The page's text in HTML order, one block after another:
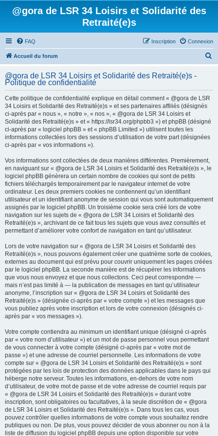
@gora de LSR 34 Loisirs et Solidarité des
Retraité(e)s
FAQ Connexion
Inscription
Accueil du forum
h
@gora de LSR 34 Loisirs et Solidarité des Retraité(e)s -
Politique de confidentialité
Cette politique de confidentialité explique en détail comment « @gora de LSR
34 Loisirs et Solidarité des Retraité(e)s » et ses partenaires affiliés (désignés
ci-après par « nous », « notre », « nos », « @gora de LSR 34 Loisirs et
Solidarité des Retraité(e)s » et « https://lsr34.org/phpbb3 ») et phpBB (désigné
ci-après par « logiciel phpBB » et « phpBB Limited ») utilisent toutes les
informations collectées lors des sessions d’utilisation de votre part (désignées
ci-après par « vos informations »).
Vos informations sont collectées de deux manières différentes. Premièrement,
en naviguant sur « @gora de LSR 34 Loisirs et Solidarité des Retraité(e)s », le
logiciel phpBB génèrera un certain nombre de cookies qui sont de petits
fichiers téléchargés temporairement par le navigateur internet de votre
ordinateur. Les deux premiers cookies ne contiennent qu’un identifiant
utilisateur et un identifiant anonyme de session qui vous sont automatiquement
assignés par le logiciel phpBB. Un troisième cookie sera créé lors de votre
navigation sur les sujets de « @gora de LSR 34 Loisirs et Solidarité des
Retraité(e)s », archivant de ce fait tous les sujets que vous avez consultés et
permettant d’améliorer votre confort de navigation en tant qu’utilisateur.
Lors de votre navigation sur « @gora de LSR 34 Loisirs et Solidarité des
Retraité(e)s », nous pouvons également créer une quatrième sorte de cookies,
externes au document qui est prévu pour couvrir uniquement les pages créées
par le logiciel phpBB. La seconde manière est de récupérer les informations
que vous nous envoyez et que nous collectons. Ceci peut correspondre —
mais n’est pas limité à — la publication de messages en tant qu’utilisateur
anonyme, l’inscription sur « @gora de LSR 34 Loisirs et Solidarité des
Retraité(e)s » (désignée ci-après par « votre compte ») et les messages que
vous publiez après votre inscription et lors de votre connexion (désignés ci-
après par « vos messages »).
Votre compte contiendra au minimum un identifiant unique (désigné ci-après
par « votre nom d’utilisateur ») et un mot de passe personnel vous permettant
de vous connecter à votre compte (désigné ci-après par « votre mot de
passe ») et une adresse de courriel personnelle. Les informations de votre
compte sur « @gora de LSR 34 Loisirs et Solidarité des Retraité(e)s » sont
protégées par les lois de protection des données applicables dans le pays qui
héberge notre serveur. Toutes les informations, en-dehors de votre nom
d’utilisateur, de votre mot de passe et de votre adresse de courriel requis par
« @gora de LSR 34 Loisirs et Solidarité des Retraité(e)s » durant votre
inscription, sont obligatoires ou facultatives, à la seule discrétion de « @gora
de LSR 34 Loisirs et Solidarité des Retraité(e)s ». Dans tous les cas, vous
pouvez contrôler quelles informations de votre compte vous souhaitez rendre
publiques ou non. De plus, vous pouvez décider de vous abonner ou non à la
liste de diffusion du logiciel phpBB depuis une option disponible sur votre